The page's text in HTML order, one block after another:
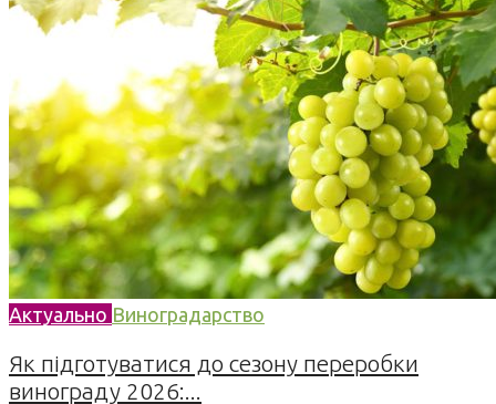
Актуально Виноградарство
Як підготуватися до сезону переробки
винограду 2026:...